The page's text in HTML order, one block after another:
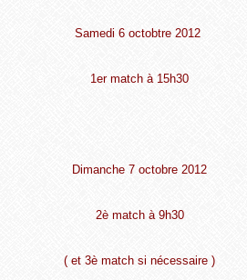
Samedi 6 octobtre 2012
1er match à 15h30
Dimanche 7 octobre 2012
2è match à 9h30
( et 3è match si nécessaire )